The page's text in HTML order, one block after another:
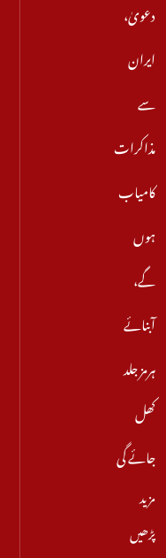
دعویٰ،
ایران
سے
مذاکرات
کامیاب
ہوں
گے،
آبنائے
ہرمز جلد
کھل
جائے گی
مزید
پڑھیں